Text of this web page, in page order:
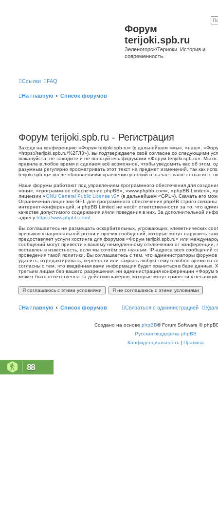
Форум
terijoki.spb.ru
Зеленогорск/Териоки. История и
современность.
Ссылки FAQ
На главную Список форумов
Форум terijoki.spb.ru - Регистрация
Заходя на конференцию «Форум terijoki.spb.ru» (в дальнейшем «мы», «наш»,
«https://terijoki.spb.ru/%2F/f3»), вы подтверждаете своё согласие со следующими
пожалуйста, не заходите и не пользуйтесь форумами «Форум terijoki.spb.ru». Мы
правила в любое время и сделаем всё возможное, чтобы уведомить вас об этом,
разумным регулярно просматривать этот текст на предмет изменений, так как
terijoki.spb.ru» после обновления/исправления условий означает ваше согласие с
Наши форумы работают под управлением программного обеспечения для
«они», «программное обеспечение phpBB», «www.phpbb.com», «phpBB Limited»,
лицензии «GNU General Public License v2» (в дальнейшем «GPL»). Скачать его
Ограничения лицензии GPL для программного обеспечения phpBB строго
интернет-конференций, и phpBB Limited не несёт ответственности за то, что
качестве допустимого содержания и/или поведения в них. За дополнительной
адресу https://www.phpbb.com/
Вы соглашаетесь не размещать оскорбительных, угрожающих, клеветнических
призывов к национальной розни и прочих сообщений, которые могут нарушить
предоставляет услуги хостинга для форумов «Форум terijoki.spb.ru» или
сообщений могут привести к вашему немедленному отключению от конференции,
поставлен в известность, если мы сочтём это нужным. IP-адреса всех сообщений
проведения такой политики. Вы соглашаетесь с тем, что администраторы
удалить, отредактировать, перенести или закрыть любую тему в любое время по
согласны с тем, что введённая вами информация будет храниться в базе данных.
третьим лицам без вашего разрешения, ни администрация конференции «Форум
может быть ответственна за действия хакеров, которые могут привести к
На главную Список форумов Связаться с администрацией
Создано на основе phpBB® Forum Software ©
Русская поддержка phpBB
Конфиденциальность | Правила
88